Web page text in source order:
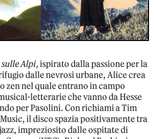
sulle Alpi, ispirato dalla passione per la
dalle nevrosi urbane, Alice crea
zen nel quale entrano in campo
letterarie che vanno da Hesse
per Pasolini. Con richiami a Tim
il disco spazia positivamente tra
impreziosito dalle ospitate di